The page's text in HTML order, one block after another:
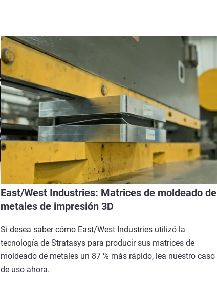
East/West Industries: Matrices de moldeado de
metales de impresión 3D
Si desea saber cómo East/West Industries utilizó la
tecnología de Stratasys para producir sus matrices de
moldeado de metales un 87 % más rápido, lea nuestro caso
de uso ahora.